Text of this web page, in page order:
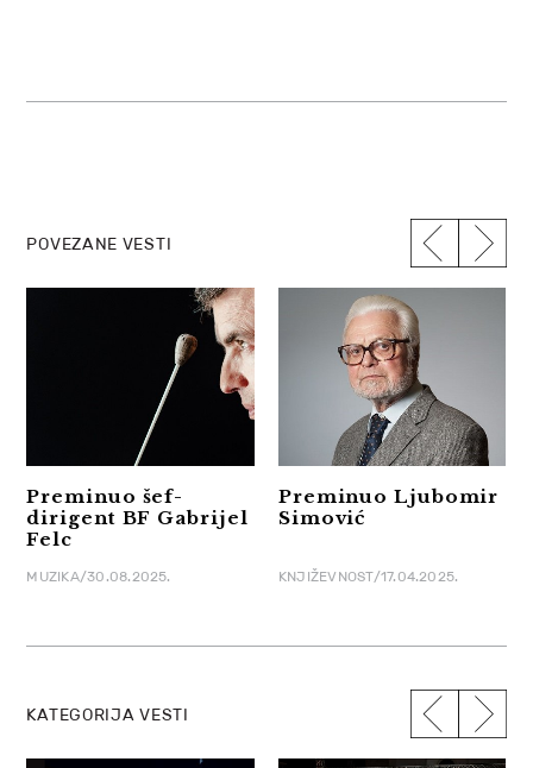
POVEZANE VESTI
Preminuo šef-
dirigent BF Gabrijel
Felc
MUZIKA/30.08.2025.
Preminuo Ljubomir
Simović
KNJIŽEVNOST/17.04.2025.
KATEGORIJA VESTI